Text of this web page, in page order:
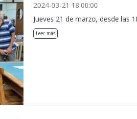
2024-03-21 18:00:00
Jueves 21 de marzo, desde las
Leer más